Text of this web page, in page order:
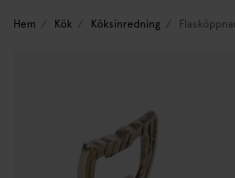
Hem Kök Köksinredning